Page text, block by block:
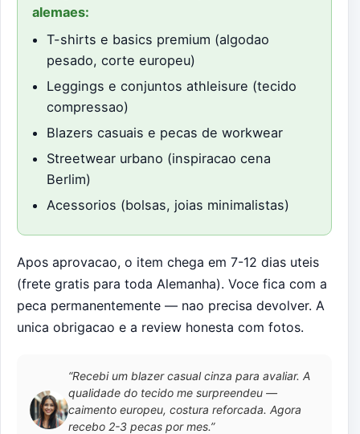
alemaes:
T-shirts e basics premium (algodao
pesado, corte europeu)
Leggings e conjuntos athleisure (tecido
compressao)
Blazers casuais e pecas de workwear
Streetwear urbano (inspiracao cena
Berlim)
Acessorios (bolsas, joias minimalistas)
Apos aprovacao, o item chega em 7-12 dias uteis
(frete gratis para toda Alemanha). Voce fica com a
peca permanentemente — nao precisa devolver. A
unica obrigacao e a review honesta com fotos.
“Recebi um blazer casual cinza para avaliar. A
qualidade do tecido me surpreendeu —
caimento europeu, costura reforcada. Agora
recebo 2-3 pecas por mes.”